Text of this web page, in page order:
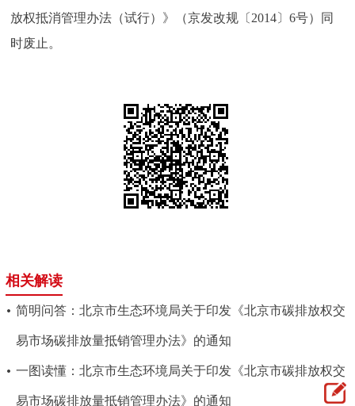
放权抵消管理办法（试行）》（京发改规〔2014〕6号）同
时废止。
相关解读
简明问答：北京市生态环境局关于印发《北京市碳排放权交
易市场碳排放量抵销管理办法》的通知
一图读懂：北京市生态环境局关于印发《北京市碳排放权交
易市场碳排放量抵销管理办法》的通知